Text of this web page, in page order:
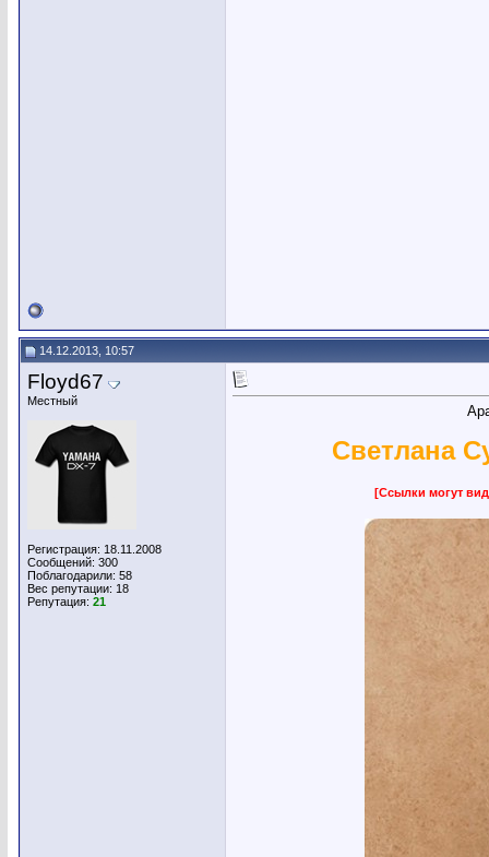
14.12.2013, 10:57
Floyd67
Местный
Регистрация: 18.11.2008
Сообщений: 300
Поблагодарили: 58
Вес репутации: 18
Репутация: 21
Cветлана
[Ссылки могут